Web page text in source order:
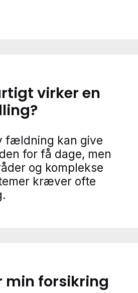
virker en
fældning kan give
for få dage, men
og komplekse
kræver ofte
min forsikring